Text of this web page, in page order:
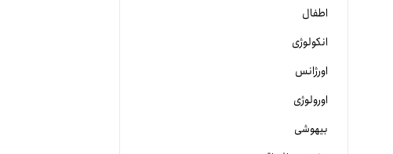
اطفال
انکولوژی
اورژانس
اورولوژی
بیهوشی